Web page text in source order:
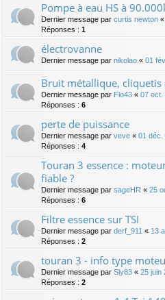
Pompe à eau HS à
Dernier message par curtis newton «
Réponses : 1
électrovanne
Dernier message par nikolao « 01
Bruit métallique, cliquetis
Dernier message par Flo43 « 07 oct.
Réponses : 6
perte de puissance
Dernier message par veve « 01 déc.
Réponses : 4
Touran 3 essence :
fiable ?
Dernier message par sageHR « 25
Réponses : 6
Filtre essence sur TSI
Dernier message par derf_911 « 13
Réponses : 2
touran 3 - info type
Dernier message par Sly83 « 25 juin
Réponses : 2